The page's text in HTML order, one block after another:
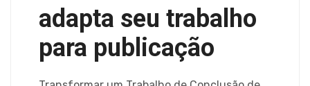
adapta seu trabalho
para publicação